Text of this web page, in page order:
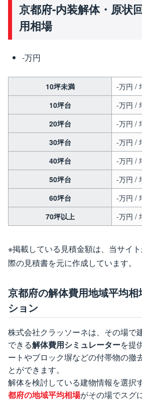
京都府-内装解体・原状
用相場
-万円
10坪未満
-万円 /
10坪台
-万円 /
20坪台
-万円 /
30坪台
-万円 /
40坪台
-万円 /
50坪台
-万円 /
60坪台
-万円 /
70坪以上
-万円 /
※掲載している見積金額は、当サイ
際の見積書を元に作成しています。
京都府の解体費用地域平均
ション
株式会社クラッソーネは、その場で
できる解体費用シミュレーターを提
ートやブロック塀などの付帯物の撤
とができます。
解体を検討している建物情報を選択
都府の地域平均相場がその場でスグ